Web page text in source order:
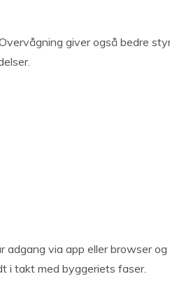
giver også bedre
via app eller browser og
i takt med byggeriets faser.